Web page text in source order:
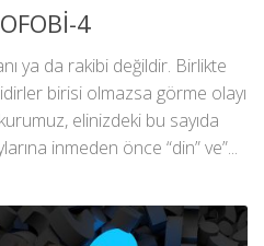
4
ya da rakibi değildir. Birlikte
birisi olmazsa görme olayı
elinizdeki bu sayıda
inmeden önce “din” ve”...